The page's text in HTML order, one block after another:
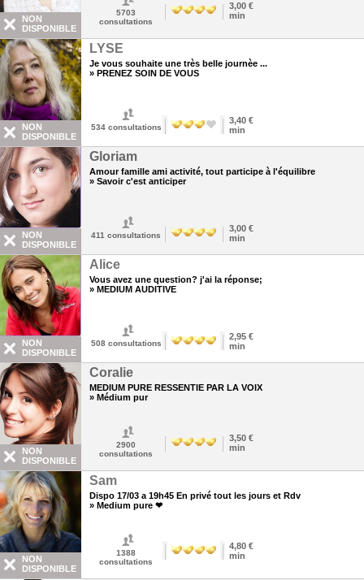
NON
DISPONIBLE
5703
consultations
3,00 €
min
NON
DISPONIBLE
LYSE
Je vous souhaite une très belle journèe ...
» PRENEZ SOIN DE VOUS
534consultations
3,40 €
min
NON
DISPONIBLE
Gloriam
Amour famille ami activité, tout participe à l'équilibre
» Savoir c'est anticiper
411 consultations
3,00 €
min
NON
DISPONIBLE
Alice
Vous avez une question? j'ai la réponse;
» MEDIUM AUDITIVE
508consultations
2,95 €
min
NON
DISPONIBLE
Coralie
MEDIUM PURE RESSENTIE PAR LA VOIX
» Médium pur
2900
consultations
3,50 €
min
NON
DISPONIBLE
Sam
Dispo 17/03 a 19h45 En privé tout les jours et Rdv
» Medium pure ❤
1388
consultations
4,80 €
min